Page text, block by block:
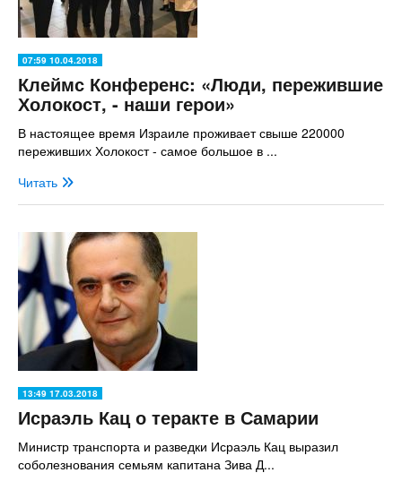
07:59 10.04.2018
Клеймс Конференс: «Люди, пережившие
Холокост, - наши герои»
В настоящее время Израиле проживает свыше 220000
переживших Холокост - самое большое в ...
Читать
13:49 17.03.2018
Исраэль Кац о теракте в Самарии
Министр транспорта и разведки Исраэль Кац выразил
соболезнования семьям капитана Зива Д...